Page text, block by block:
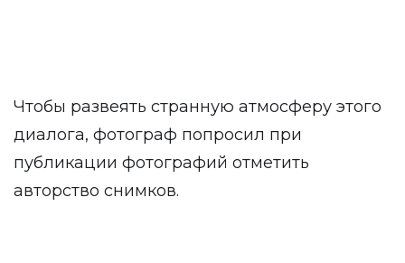
Чтобы развеять странную атмосферу этого
диалога, фотограф попросил при
публикации фотографий отметить
авторство снимков.